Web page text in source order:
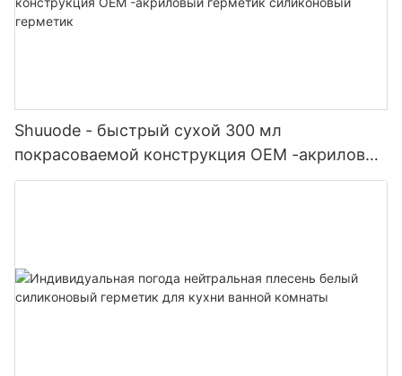
Shuuode - быстрый сухой 300 мл
покрасоваемой конструкция OEM -акриловый
герметик силиконовый герметик